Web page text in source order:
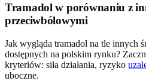
Tramadol w porównaniu z
przeciwbólowymi
Jak wygląda tramadol na tle innych
dostępnych na polskim rynku?
kryteriów: siła działania, ryzyko
uboczne.